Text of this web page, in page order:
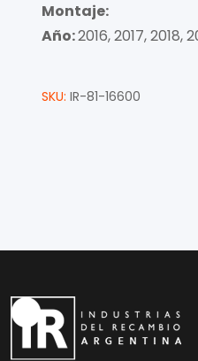
Montaje:
Año:2016, 2017, 2018,
SKU: IR-81-16600